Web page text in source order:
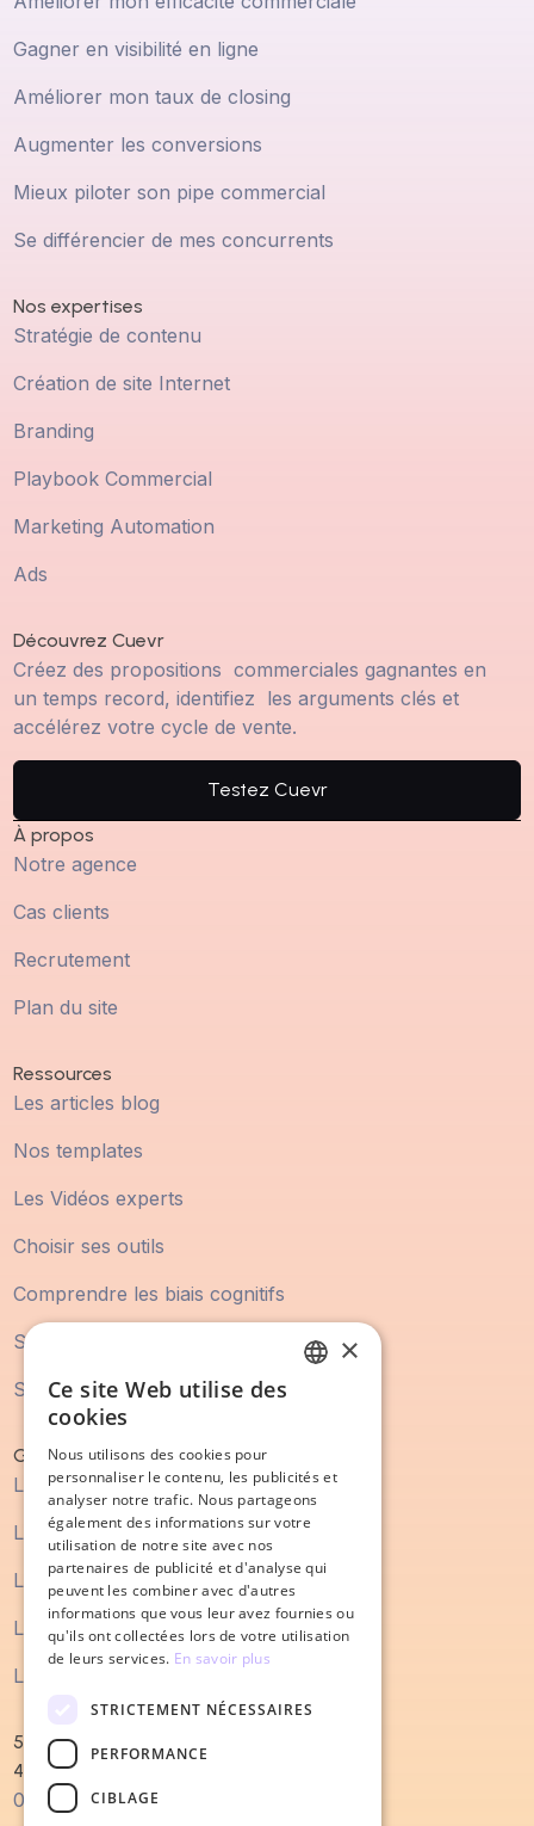
Gagner en visibilité en ligne
Améliorer mon taux de closing
Augmenter les conversions
Mieux piloter son pipe commercial
Se différencier de mes concurrents
Nos expertises
Stratégie de contenu
Création de site Internet
Branding
Playbook Commercial
Marketing Automation
Ads
Découvrez Cuevr
Créez des propositions commerciales gagnantes en
un temps record, identifiez les arguments clés et
accélérez votre cycle de vente.
Testez Cuevr
À propos
Notre agence
Cas clients
Recrutement
Plan du site
Ressources
Les articles blog
Nos templates
Les Vidéos experts
Choisir ses outils
Comprendre les biais cognitifs
Statistique Marketing
Statistique Vente
Guide
Le guide du marketing digital
Le guide du SEO
Le guide du content marketing
Le guide du processus de vente
Le guide de la refonte de site internet
52 Quai Magellan
44000 Nantes
0240022679
×
Ce site Web utilise des
cookies
Nous utilisons des cookies pour
personnaliser le contenu, les publicités et
analyser notre trafic. Nous partageons
également des informations sur votre
utilisation de notre site avec nos
partenaires de publicité et d'analyse qui
peuvent les combiner avec d'autres
informations que vous leur avez fournies ou
qu'ils ont collectées lors de votre utilisation
de leurs services. En savoir plus
STRICTEMENT NÉCESSAIRES
PERFORMANCE
CIBLAGE